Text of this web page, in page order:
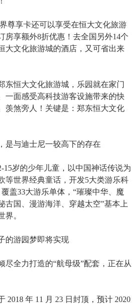
尊享卡还可以享受在恒大文化旅游
房享额外8折优惠！去全国另外14个
大文化旅游城的酒店，又可省出来
恒大文化旅游城，乐园就在家门
一面感受高科技游客设施带来的快
羡煞旁人！关键是：郑东恒大文化
与迪士尼一较高下的存在
岁的少年儿童，以中国神话传说为
等世界经典童话，开发5大类游乐科
盖33大游乐单体，“璀璨中华、魔
古国、漫游海洋、穿越太空”基本上
界。
的游园梦即将实现
全力打造的“航母级”配套，正在从
年 11 月 23 日封顶，预计 2020